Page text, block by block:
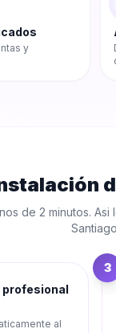
y
de 2 minutos. Asi
Santiago
profesional
al
3